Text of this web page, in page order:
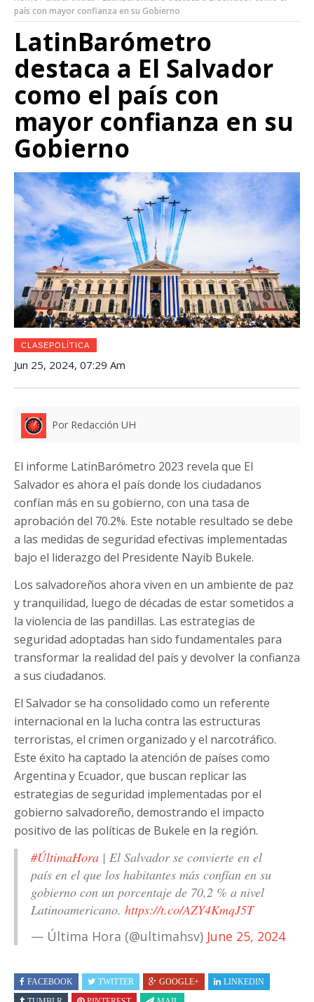
país con mayor confianza en su Gobierno
LatinBarómetro
destaca a El Salvador
como el país con
mayor confianza en su
Gobierno
CLASEPOLÍTICA
Jun 25, 2024, 07:29 Am
Por Redacción UH
El informe LatinBarómetro 2023 revela que El
Salvador es ahora el país donde los ciudadanos
confían más en su gobierno, con una tasa de
aprobación del 70.2%. Este notable resultado se debe
a las medidas de seguridad efectivas implementadas
bajo el liderazgo del Presidente Nayib Bukele.
Los salvadoreños ahora viven en un ambiente de paz
y tranquilidad, luego de décadas de estar sometidos a
la violencia de las pandillas. Las estrategias de
seguridad adoptadas han sido fundamentales para
transformar la realidad del país y devolver la confianza
a sus ciudadanos.
El Salvador se ha consolidado como un referente
internacional en la lucha contra las estructuras
terroristas, el crimen organizado y el narcotráfico.
Este éxito ha captado la atención de países como
Argentina y Ecuador, que buscan replicar las
estrategias de seguridad implementadas por el
gobierno salvadoreño, demostrando el impacto
positivo de las políticas de Bukele en la región.
#ÚltimaHora | El Salvador se convierte en el
país en el que los habitantes más confían en su
gobierno con un porcentaje de 70,2 % a nivel
Latinoamericano. https://t.co/AZY4KmqJ5T
— Última Hora (@ultimahsv) June 25, 2024
FACEBOOK TWITTER GOOGLE+
LINKEDIN